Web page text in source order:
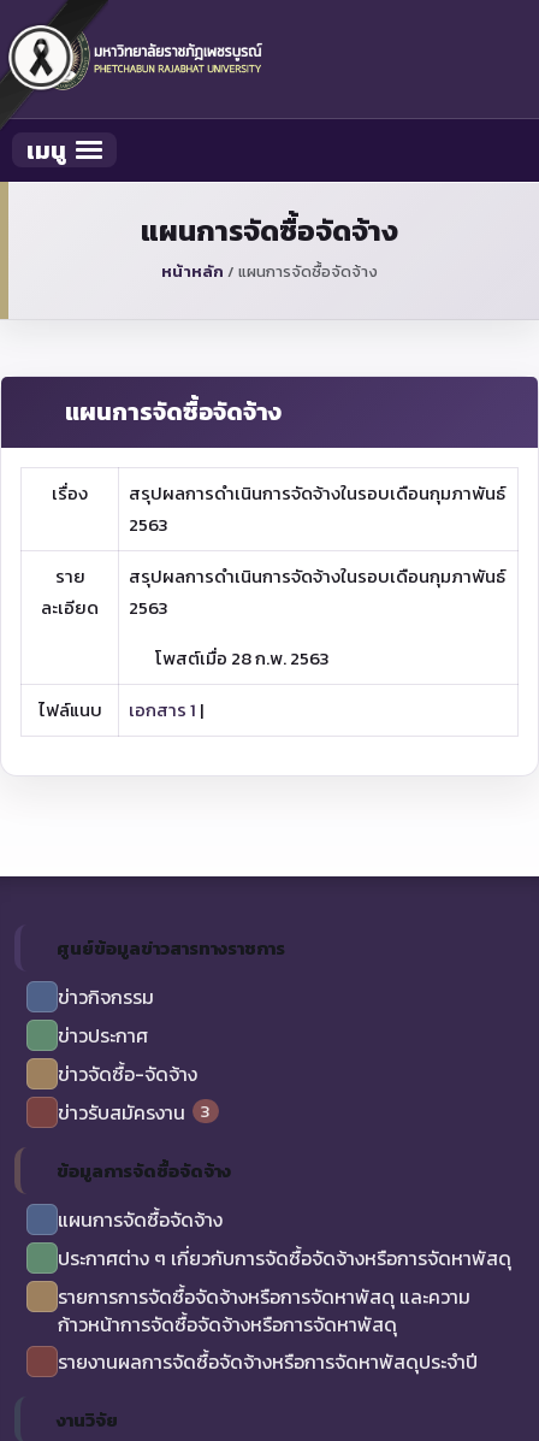
Toggle navigation
เมนู
แผนการจัดซื้อจัดจ้าง
หน้าหลัก / แผนการจัดซื้อจัดจ้าง
แผนการจัดซื้อจัดจ้าง
เรื่อง
สรุปผลการดำเนินการจัดจ้างในรอบเดือนกุมภาพันธ์
2563
ราย
ละเอียด
สรุปผลการดำเนินการจัดจ้างในรอบเดือนกุมภาพันธ์
2563
โพสต์เมื่อ 28 ก.พ. 2563
ไฟล์แนบ
เอกสาร 1 |
ศูนย์ข้อมูลข่าวสารทางราชการ
ข่าวกิจกรรม
ข่าวประกาศ
ข่าวจัดซื้อ-จัดจ้าง
ข่าวรับสมัครงาน
3
ข้อมูลการจัดซื้อจัดจ้าง
แผนการจัดซื้อจัดจ้าง
ประกาศต่าง ๆ เกี่ยวกับการจัดซื้อจัดจ้างหรือการจัดหาพัสดุ
รายการการจัดซื้อจัดจ้างหรือการจัดหาพัสดุ และความ
ก้าวหน้าการจัดซื้อจัดจ้างหรือการจัดหาพัสดุ
รายงานผลการจัดซื้อจัดจ้างหรือการจัดหาพัสดุประจำปี
งานวิจัย